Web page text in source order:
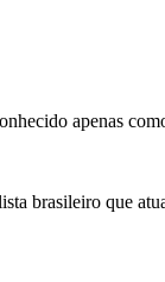
apenas
brasileiro que